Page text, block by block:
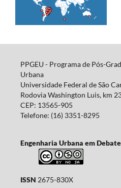
PPGEU - Programa de Pós-
Urbana
Universidade Federal de São
Rodovia Washington Luis, km
CEP: 13565-905
Telefone: (16) 3351-8295
Engenharia Urbana em
ISSN 2675-830X